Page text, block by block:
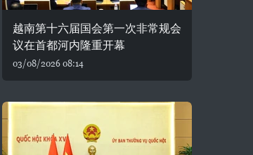
越南第十六届国会第一次非常规会
议在首都河内隆重开幕
03/08/2026 08:14